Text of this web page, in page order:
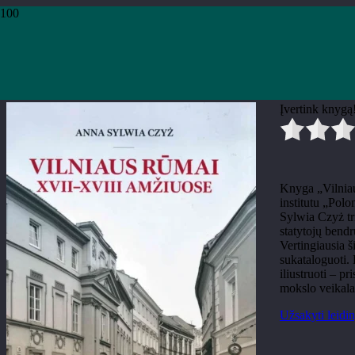
Pradžia
Anna Sylwia Czyż „Vilniaus
Įvertink knygą!
Knyga
institutu
Sylwia Czyż
statytojų
Vertingiausia
sukataloguoti.
iliustruoti –
mokslo
Užsakyti